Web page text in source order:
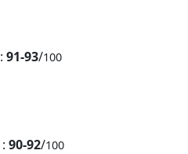
91-93/100
90-92/100